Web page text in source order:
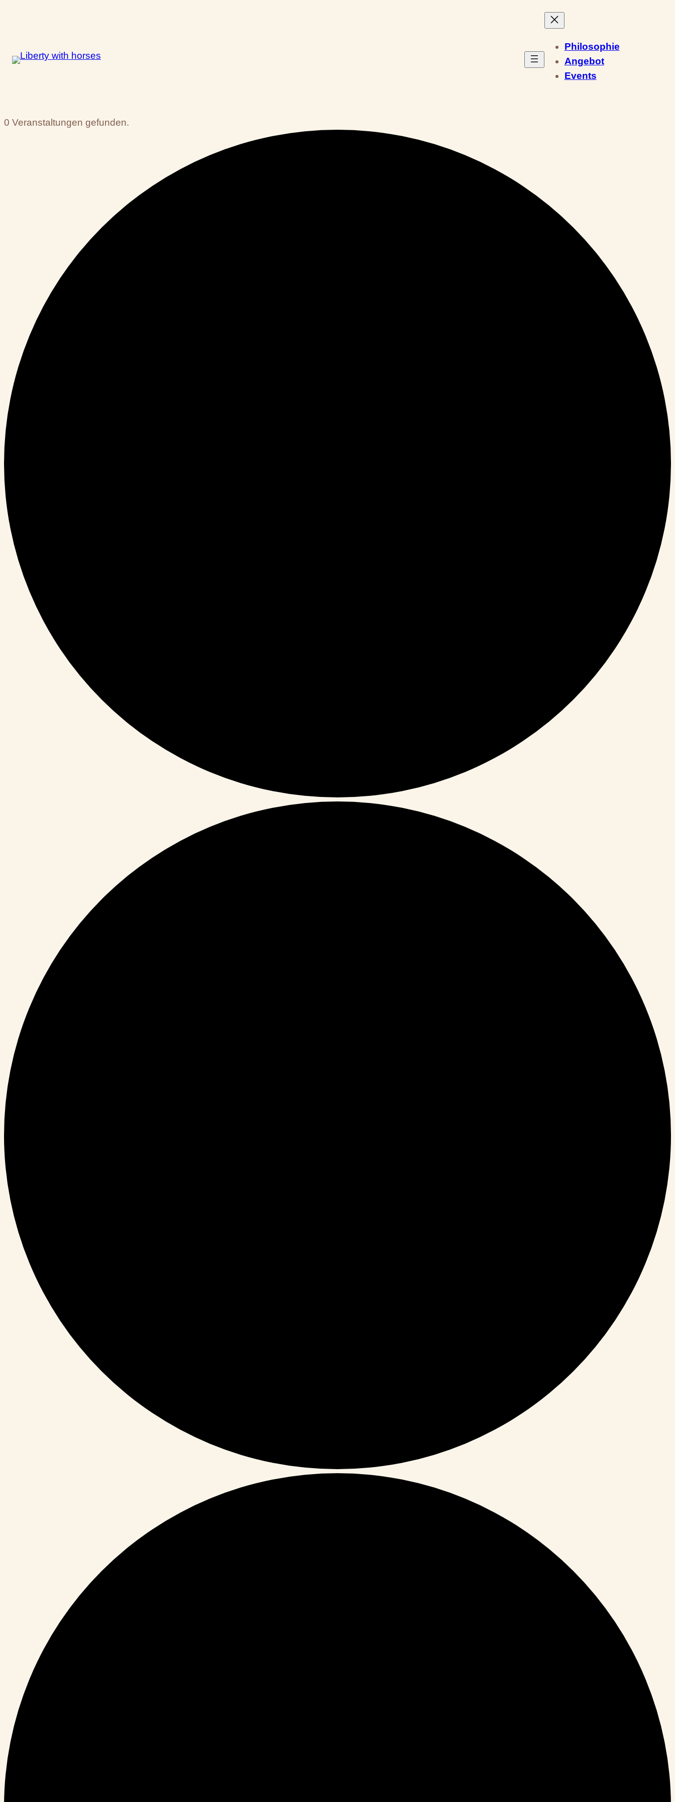
Philosophie
Angebot
Events
0 Veranstaltungen gefunden.